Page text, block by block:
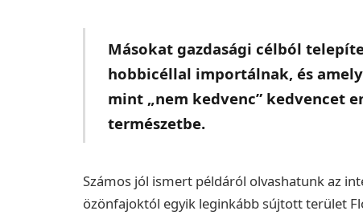
Másokat gazdasági célból
hobbicéllal importálnak, és
mint „nem kedvenc” kedvencet
természetbe.
Számos jól ismert példáról olvashatunk az
özönfajoktól egyik leginkább sújtott terület